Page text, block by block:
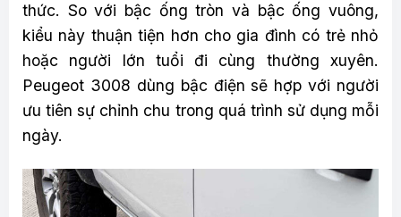
thức. So với bậc ống tròn và bậc ống vuông,
kiểu này thuận tiện hơn cho gia đình có trẻ nhỏ
hoặc người lớn tuổi đi cùng thường xuyên.
Peugeot 3008 dùng bậc điện sẽ hợp với người
ưu tiên sự chỉnh chu trong quá trình sử dụng mỗi
ngày.